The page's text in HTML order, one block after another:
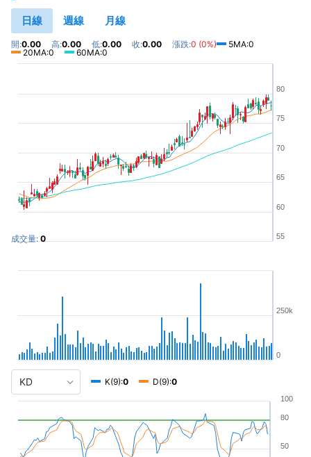
日線 週線 月線
開:0.00 高:0.00 低:0.00 收:0.00 漲跌:0 (0%)
5MA:0
20MA:0
60MA:0
成交量:0 55
60
65
70
75
80
0
250k
K(9):0 D(9):0
50
80
100